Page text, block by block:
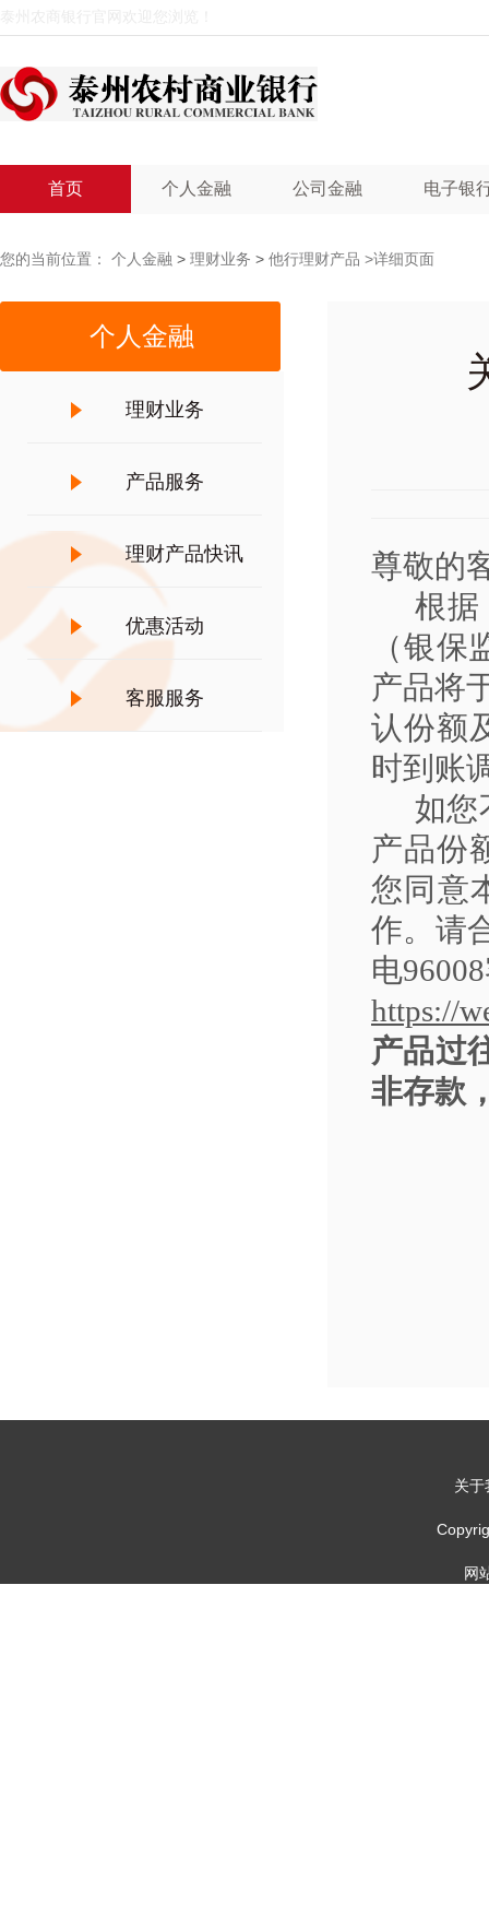
首页 个人金融 公司金融 电子银
个人金融
理财业务
产品服务
理财产品快讯
优惠活动
客服服务
您的当前位置： 个人金融 > 理财业务 > 他行理财产品 >详细页面
尊敬的
根据
（银保
产品将
认份额
时到账
如您
产品份
您同意
作。请
电96008
https://
产品过
非存款
关于
网